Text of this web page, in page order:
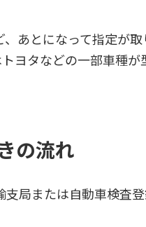
あとになって指定が
ヨタなどの一部車種が
の流れ
局または自動車検査